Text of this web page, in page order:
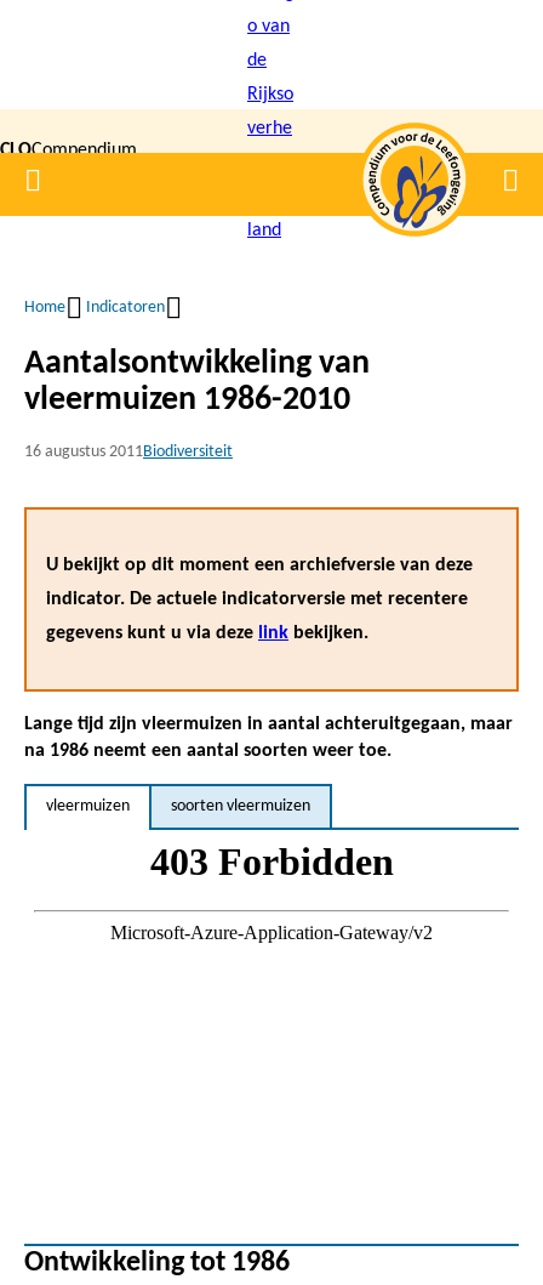
inhoud
gaan
CLOCompendium
voor de
Home
Kruimelpad
Home Indicatoren
Aantalsontwikkeling van
vleermuizen 1986-2010
16 augustus 2011Biodiversiteit
U bekijkt op dit moment een archiefversie van deze
indicator. De actuele indicatorversie met recentere
gegevens kunt u via deze link bekijken.
Lange tijd zijn vleermuizen in aantal achteruitgegaan, maar
na 1986 neemt een aantal soorten weer toe.
vleermuizen soorten vleermuizen
Ontwikkeling tot 1986